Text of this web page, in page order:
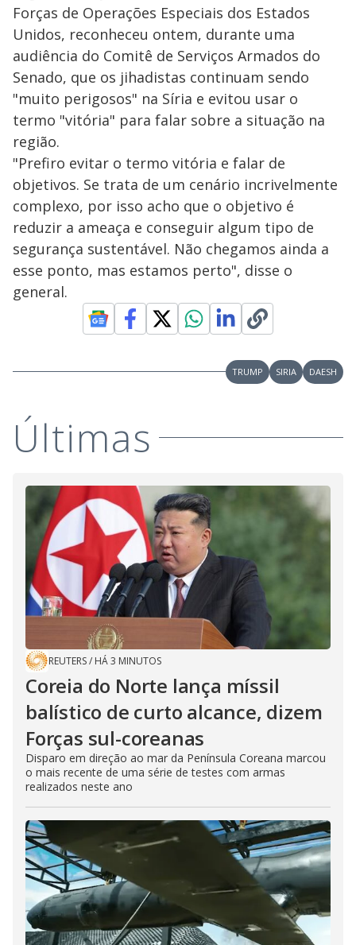
Forças de Operações Especiais dos Estados
Unidos, reconheceu ontem, durante uma
audiência do Comitê de Serviços Armados do
Senado, que os jihadistas continuam sendo
"muito perigosos" na Síria e evitou usar o
termo "vitória" para falar sobre a situação na
região.
"Prefiro evitar o termo vitória e falar de
objetivos. Se trata de um cenário incrivelmente
complexo, por isso acho que o objetivo é
reduzir a ameaça e conseguir algum tipo de
segurança sustentável. Não chegamos ainda a
esse ponto, mas estamos perto", disse o
general.
TRUMP SIRIA DAESH
Últimas
REUTERS/ HÁ 3 MINUTOS
Coreia do Norte lança míssil
balístico de curto alcance, dizem
Forças sul-coreanas
Disparo em direção ao mar da Península Coreana marcou
o mais recente de uma série de testes com armas
realizados neste ano